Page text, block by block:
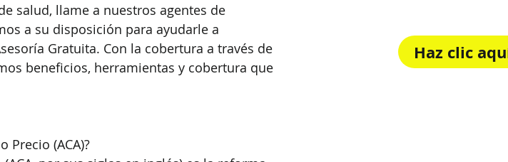
salud, llame a nuestros agentes de
a su disposición para ayudarle a
Gratuita. Con la cobertura a través de
beneficios, herramientas y cobertura que
Precio (ACA)?
Haz clic